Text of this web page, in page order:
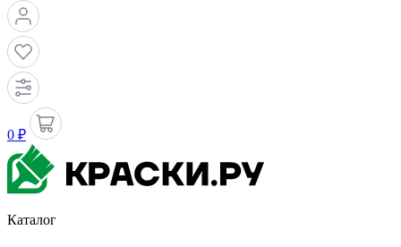
0 ₽
Каталог